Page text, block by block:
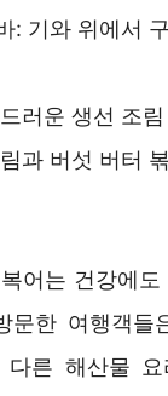
: 기와 위에서
러운 생선 조림
과 버섯 버터
어는 건강에도
문한 여행객들
다른 해산물 요